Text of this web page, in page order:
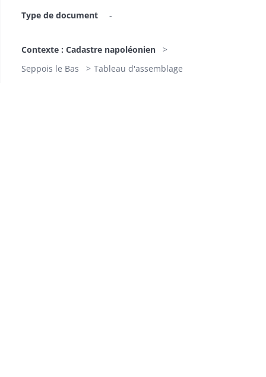
Type de document
-
Contexte : Cadastre napoléonien
Seppois le Bas
Tableau d'assemblage